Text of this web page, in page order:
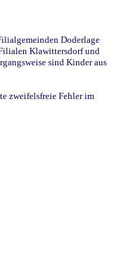
Doderlage
Klawittersdorf und
sind Kinder aus
zweifelsfreie Fehler im